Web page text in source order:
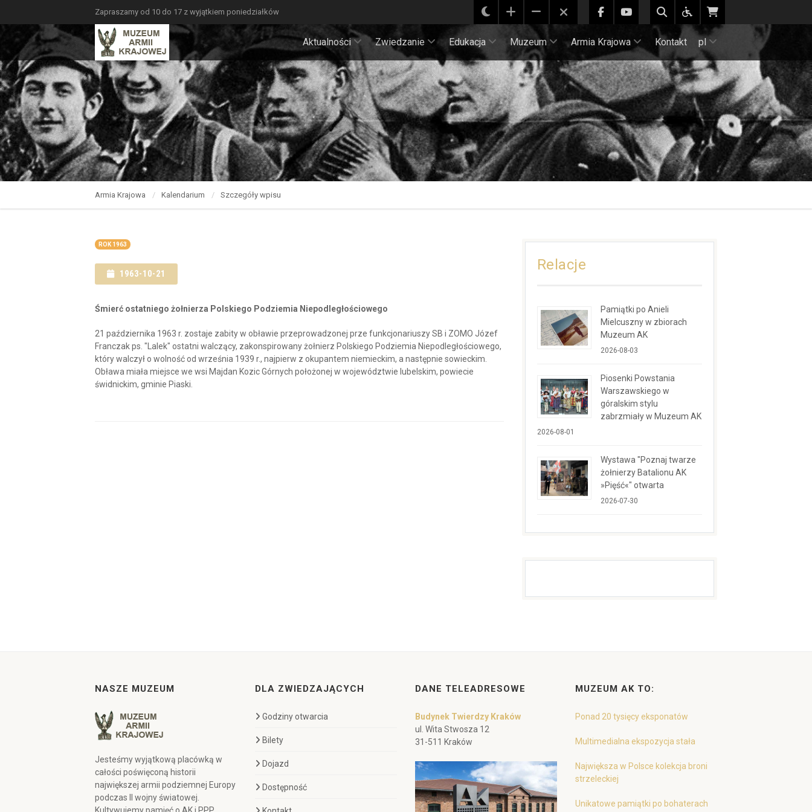
Zapraszamy od 10 do 17 z wyjątkiem poniedziałków
Aktualności Zwiedzanie Edukacja Muzeum Armia Krajowa Kontakt pl
Armia Krajowa Kalendarium Szczegóły wpisu
ROK 1963
1963-10-21
Śmierć ostatniego żołnierza Polskiego Podziemia Niepodległościowego
21 października 1963 r. zostaje zabity w obławie przeprowadzonej prze funkcjonariuszy SB i ZOMO Józef
Franczak ps. "Lalek" ostatni walczący, zakonspirowany żołnierz Polskiego Podziemia Niepodległościowego,
który walczył o wolność od września 1939 r., najpierw z okupantem niemieckim, a następnie sowieckim.
Obława miała miejsce we wsi Majdan Kozic Górnych położonej w województwie lubelskim, powiecie
świdnickim, gminie Piaski.
Relacje
Pamiątki po Anieli
Mielcuszny w zbiorach
Muzeum AK
2026-08-03
Piosenki Powstania
Warszawskiego w
góralskim stylu
zabrzmiały w Muzeum AK
2026-08-01
Wystawa "Poznaj twarze
żołnierzy Batalionu AK
»Pięść«" otwarta
2026-07-30
NASZE MUZEUM
Jesteśmy wyjątkową placówką w
całości poświęconą historii
największej armii podziemnej Europy
podczas II wojny światowej.
DLA ZWIEDZAJĄCYCH
Godziny otwarcia
Bilety
Dojazd
Dostępność
DANE TELEADRESOWE
Budynek Twierdzy Kraków
ul. Wita Stwosza 12
31-511 Kraków
MUZEUM AK TO:
Ponad 20 tysięcy eksponatów
Multimedialna ekspozycja stała
Największa w Polsce kolekcja broni
strzeleckiej
Unikatowe pamiątki po bohaterach